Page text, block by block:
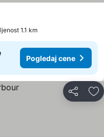
1.1 km
Pogledaj cene
Deli